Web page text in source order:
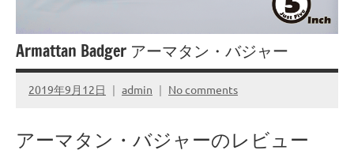
Armattan Badger アーマタン・バジャー
2019年9月12日 admin No comments
アーマタン・バジャーのレビュー